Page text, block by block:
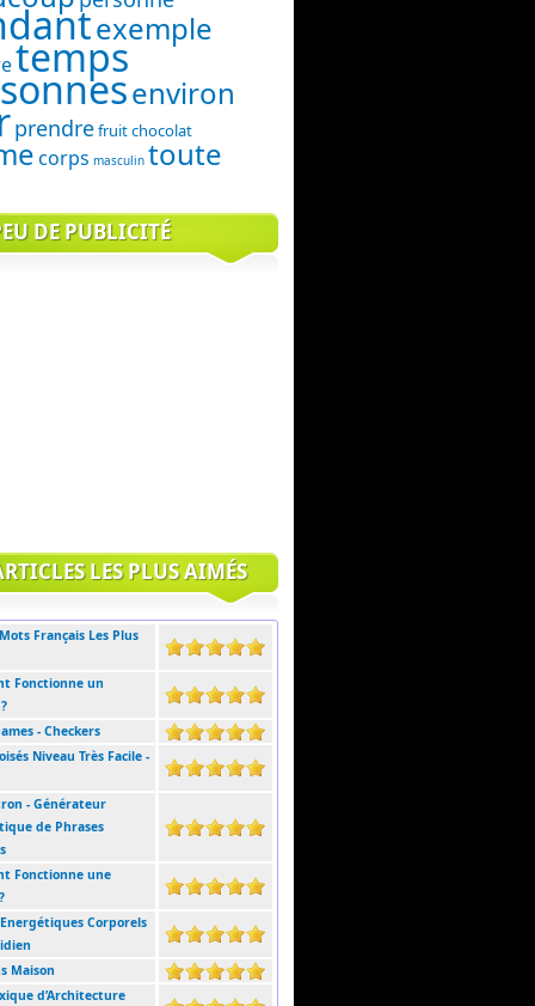
exemple
temps
environ
prendrefruitchocolat
corps masculin toute
DE PUBLICITÉ
LES PLUS AIMÉS
Français Les Plus
Fonctionne un
- Checkers
Niveau Très Facile -
- Générateur
de Phrases
Fonctionne une
Corporels
Maison
d’Architecture